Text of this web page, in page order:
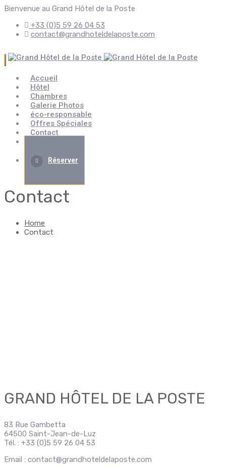
Bienvenue au Grand Hôtel de la Poste
+33 (0)5 59 26 04 53
contact@grandhoteldelaposte.com
Accueil
Hôtel
Chambres
Galerie Photos
éco-responsable
Offres Spéciales
Contact
Réserver
Contact
Home
Contact
GRAND HÔTEL DE LA POSTE
83 Rue Gambetta
64500 Saint-Jean-de-Luz
Tél. : +33 (0)5 59 26 04 53
Email : contact@grandhoteldelaposte.com